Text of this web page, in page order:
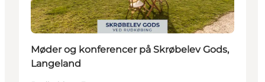
Møder og konferencer på Skrøbelev Gods,
Langeland